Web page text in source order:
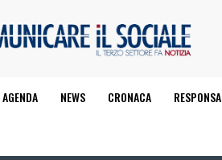
AGENDA NEWS CRONACA